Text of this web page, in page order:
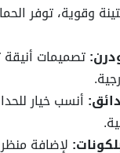
وقوية، توفر
تصميمات
أنسب خيار
لإضافة